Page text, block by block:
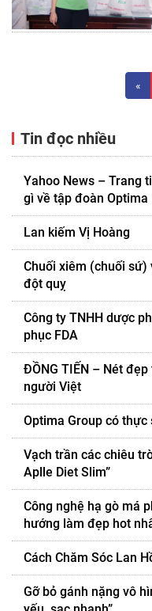
«
Tin đọc nhiều
Yahoo News – Trang
gì về tập đoàn
Lan kiếm Vị Hoàng
Chuối xiêm (chuối sứ)
đột quỵ
Công ty TNHH dược
phục FDA
ĐỒNG TIẾN – Nét
người Việt
Optima Group có
Vạch trần các chiêu
Aplle Diet Slim”
Công nghệ hạ gò má
hướng làm đẹp hot
Cách Chăm Sóc Lan
Gỡ bỏ gánh nặng vô